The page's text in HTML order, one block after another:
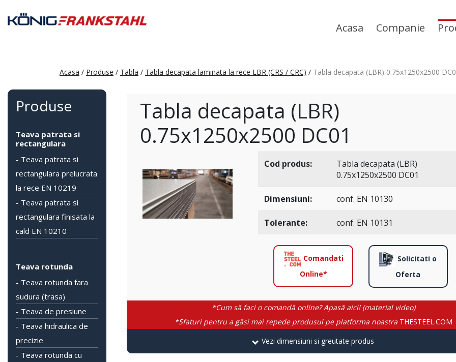
Acasa Companie
Acasa / Produse / Tabla / Tabla decapata laminata la rece LBR (CRS / CRC) / Tabla decapata (LBR) 0.75x1250x2500
Produse
Teava patrata si
rectangulara
- Teava patrata si
rectangulara prelucrata
la rece EN 10219
- Teava patrata si
rectangulara finisata la
cald EN 10210
Teava rotunda
- Teava rotunda fara
sudura (trasa)
- Teava de presiune
- Teava hidraulica de
precizie
- Teava rotunda cu
Tabla decapata (LBR)
0.75x1250x2500 DC01
Cod produs:
Tabla decapata (LBR)
0.75x1250x2500 DC01
Dimensiuni: conf. EN 10130
Tolerante: conf. EN 10131
Comandati
Online*
Solicitati o
Oferta
*Cum să faci o comandă online? Apasă aici! (material video)
*Sfaturi pentru a găsi mai repede produsul pe platforma noastra THESTEEL.COM
Vezi dimensiuni si greutate produs